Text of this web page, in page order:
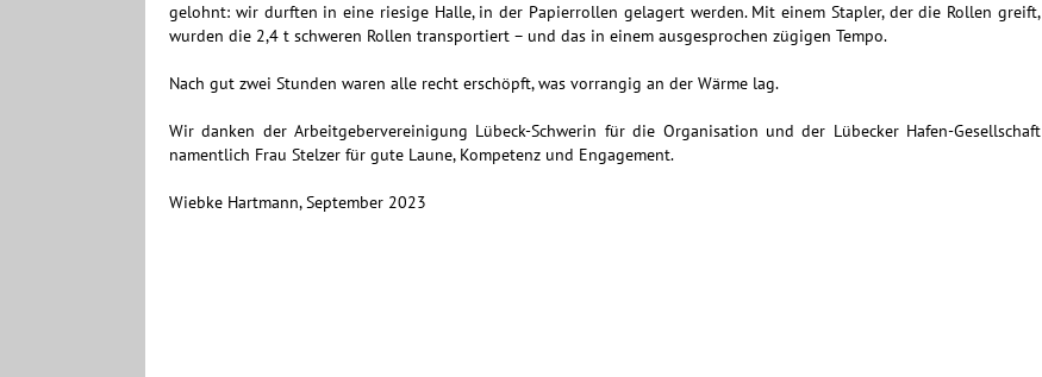
gelohnt: wir durften in eine riesige Halle, in der Papierrollen gelagert werden. Mit einem Stapler, der die Rollen greift,
wurden die 2,4 t schweren Rollen transportiert – und das in einem ausgesprochen zügigen Tempo.
Nach gut zwei Stunden waren alle recht erschöpft, was vorrangig an der Wärme lag.
Wir danken der Arbeitgebervereinigung Lübeck-Schwerin für die Organisation und der Lübecker Hafen-Gesellschaft
namentlich Frau Stelzer für gute Laune, Kompetenz und Engagement.
Wiebke Hartmann, September 2023